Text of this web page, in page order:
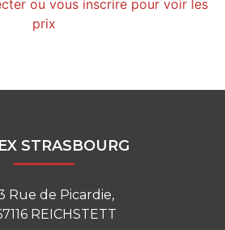
ou vous inscrire pour voir les
prix
STRASBOURG
Rue de Picardie,
REICHSTETT